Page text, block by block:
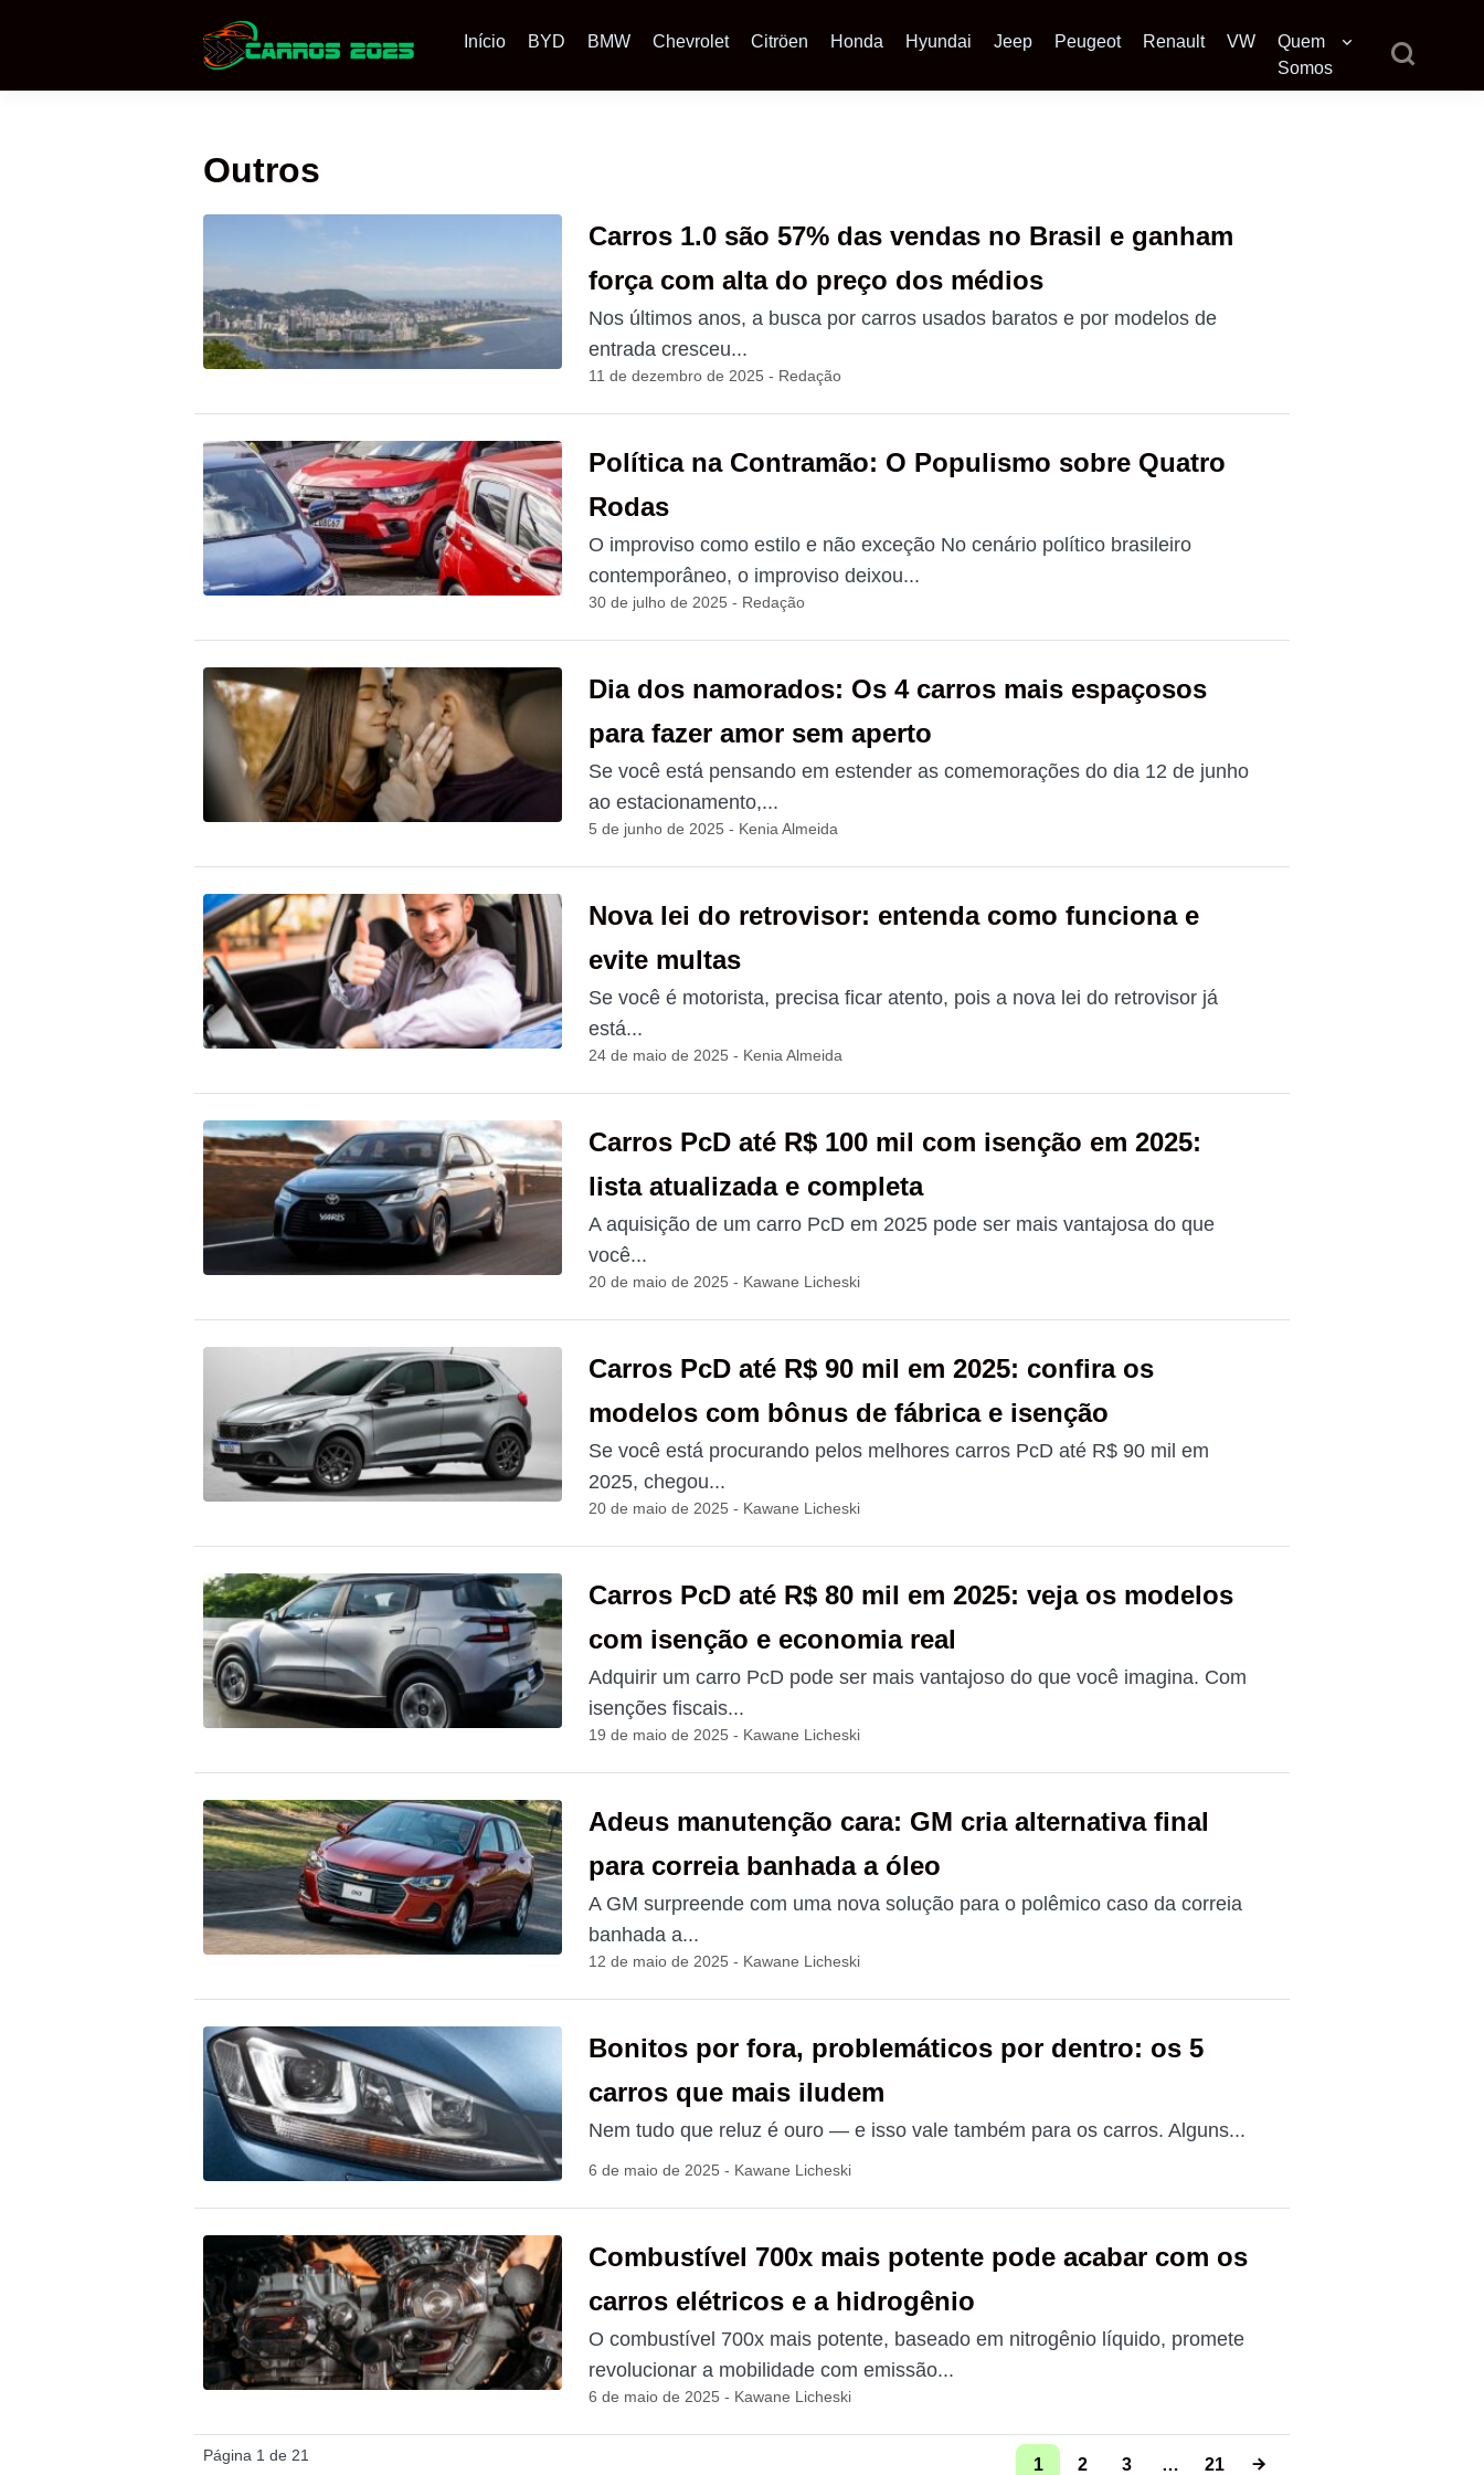
Início BYD BMW Chevrolet Citröen Honda Hyundai Jeep Peugeot Renault VW
Quem
Somos
Outros
Carros 1.0 são 57% das vendas no Brasil e ganham
força com alta do preço dos médios
Nos últimos anos, a busca por carros usados baratos e por modelos de
entrada cresceu...
11 de dezembro de 2025 - Redação
Política na Contramão: O Populismo sobre Quatro
Rodas
O improviso como estilo e não exceção No cenário político brasileiro
contemporâneo, o improviso deixou...
30 de julho de 2025 - Redação
Dia dos namorados: Os 4 carros mais espaçosos
para fazer amor sem aperto
Se você está pensando em estender as comemorações do dia 12 de junho
ao estacionamento,...
5 de junho de 2025 - Kenia Almeida
Nova lei do retrovisor: entenda como funciona e
evite multas
Se você é motorista, precisa ficar atento, pois a nova lei do retrovisor já
está...
24 de maio de 2025 - Kenia Almeida
Carros PcD até R$ 100 mil com isenção em 2025:
lista atualizada e completa
A aquisição de um carro PcD em 2025 pode ser mais vantajosa do que
você...
20 de maio de 2025 - Kawane Licheski
Carros PcD até R$ 90 mil em 2025: confira os
modelos com bônus de fábrica e isenção
Se você está procurando pelos melhores carros PcD até R$ 90 mil em
2025, chegou...
20 de maio de 2025 - Kawane Licheski
Carros PcD até R$ 80 mil em 2025: veja os modelos
com isenção e economia real
Adquirir um carro PcD pode ser mais vantajoso do que você imagina. Com
isenções fiscais...
19 de maio de 2025 - Kawane Licheski
Adeus manutenção cara: GM cria alternativa final
para correia banhada a óleo
A GM surpreende com uma nova solução para o polêmico caso da correia
banhada a...
12 de maio de 2025 - Kawane Licheski
Bonitos por fora, problemáticos por dentro: os 5
carros que mais iludem
Nem tudo que reluz é ouro — e isso vale também para os carros. Alguns...
6 de maio de 2025 - Kawane Licheski
Combustível 700x mais potente pode acabar com os
carros elétricos e a hidrogênio
O combustível 700x mais potente, baseado em nitrogênio líquido, promete
revolucionar a mobilidade com emissão...
6 de maio de 2025 - Kawane Licheski
Página 1 de 21 1 2 3 … 21